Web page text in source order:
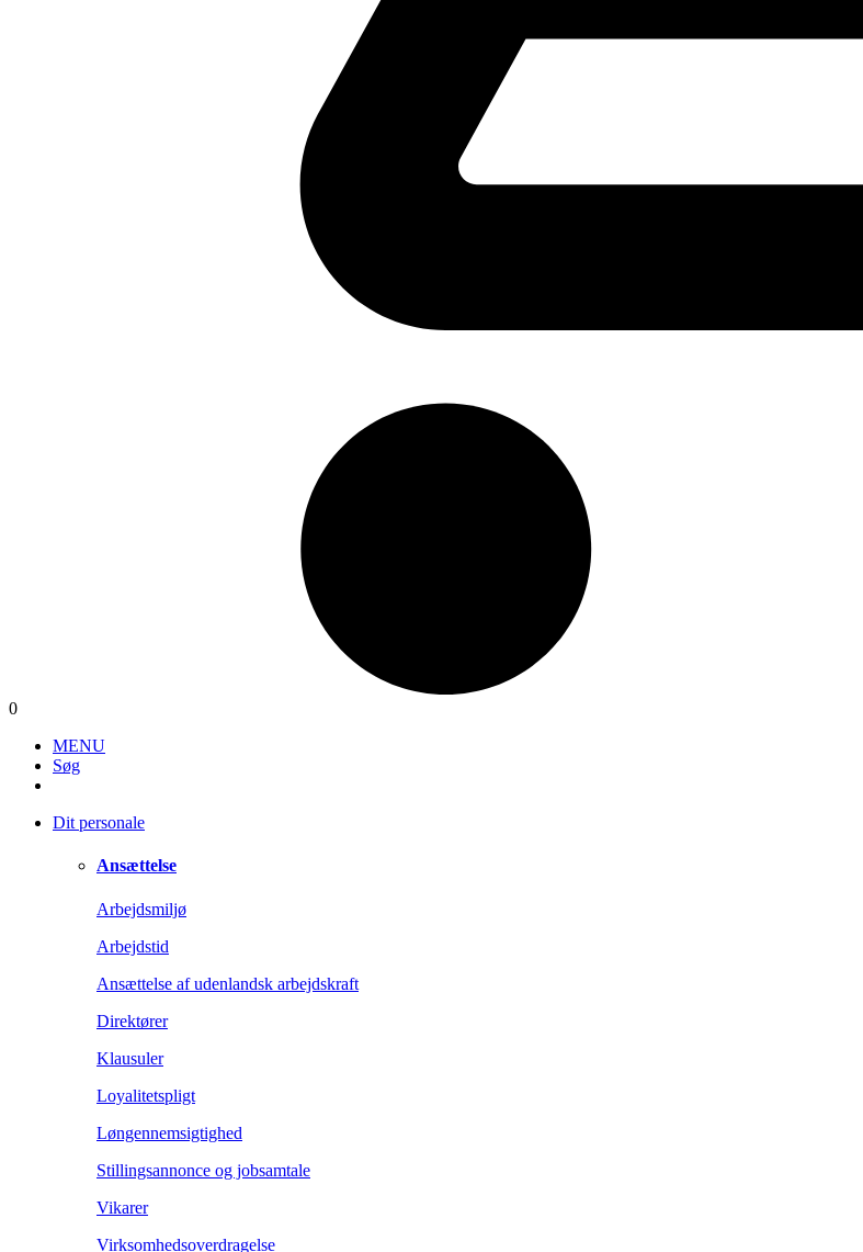
0
MENU
Søg
Dit personale
Ansættelse
Arbejdsmiljø
Arbejdstid
Ansættelse af udenlandsk arbejdskraft
Direktører
Klausuler
Loyalitetspligt
Løngennemsigtighed
Stillingsannonce og jobsamtale
Vikarer
Virksomhedsoverdragelse